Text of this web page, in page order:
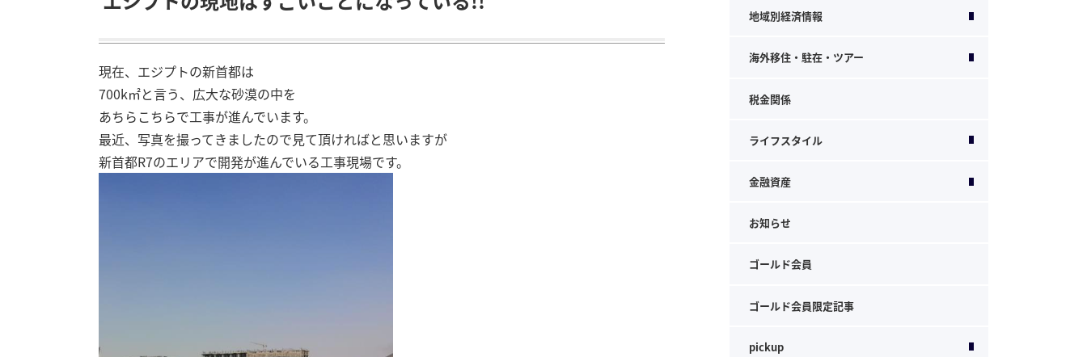
現在、エジプトの新首都は
700k㎡と言う、広大な砂漠の中を
あちらこちらで工事が進んでいます。
最近、写真を撮ってきましたので見て頂ければと思いますが
新首都R7のエリアで開発が進んでいる工事現場です。
地域別経済情報
海外移住・駐在・ツアー
税金関係
ライフスタイル
金融資産
お知らせ
ゴールド会員
ゴールド会員限定記事
pickup